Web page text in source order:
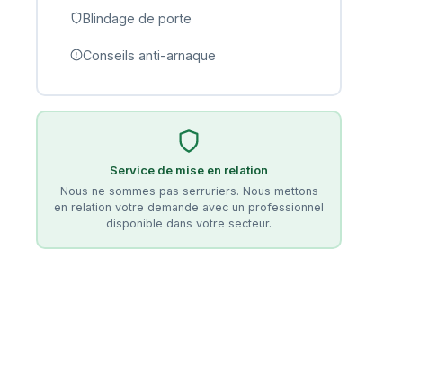
Blindage de porte
Conseils anti-arnaque
Service de mise en relation
Nous ne sommes pas serruriers. Nous mettons
en relation votre demande avec un professionnel
disponible dans votre secteur.